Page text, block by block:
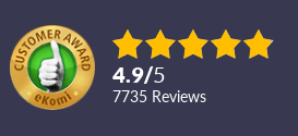
4.9/5
7735 reviews